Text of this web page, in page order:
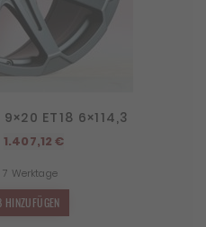
ET18 6×114,3
Ursprünglicher
war:
1.599,00 €
1.407,12€Aktueller
7 Werktage
HINZUFÜGEN